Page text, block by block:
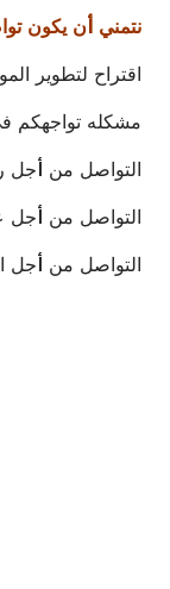
ﻧﺘﻤﻨﻲ أﻥ ﻳﻜﻮﻥ
ﺍﻗﺘﺮﺍﺡ ﻟﺘﻄﻮﻳﺮ
ﻣﺸﻜﻠﻪ ﺗﻮﺍﺟﻬﻜﻢ
ﺍﻟﺘﻮﺍﺻﻞ ﻣﻦ أﺟﻞ
ﺍﻟﺘﻮﺍﺻﻞ ﻣﻦ أﺟﻞ
ﺍﻟﺘﻮﺍﺻﻞ ﻣﻦ أﺟﻞ